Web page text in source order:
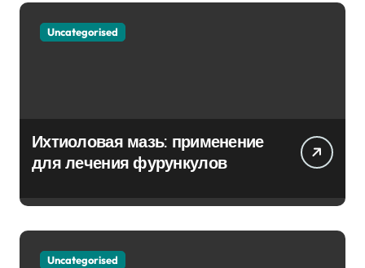
Uncategorised
Ихтиоловая мазь: применение
для лечения фурункулов
Uncategorised